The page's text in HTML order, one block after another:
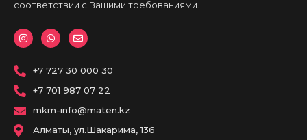
соответствии с Вашими требованиями.
I
n
s
a
g
r
a
m
W
h
a
s
p
E
n
v
p
+7 727 30 000 30
+7 701 987 07 22
mkm-info@maten.kz
Алматы, ул.Шакарима, 136